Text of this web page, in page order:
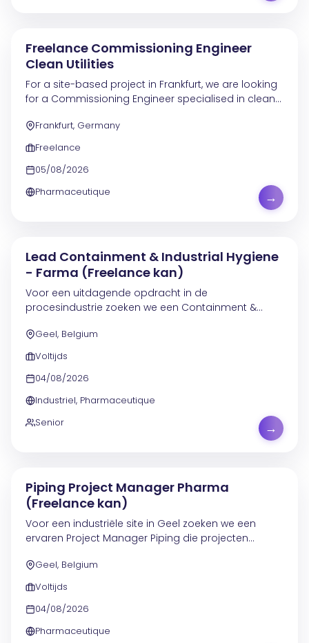
Freelance Commissioning Engineer
Clean Utilities
For a site-based project in Frankfurt, we are looking
for a Commissioning Engineer specialised in clean
and troubleshooting activities for PW, WFI...
Frankfurt, Germany
Freelance
05/08/2026
Pharmaceutique
→
Lead Containment & Industrial Hygiene
- Farma (Freelance kan)
Voor een uitdagende opdracht in de
procesindustrie zoeken we een Containment &
een toekomstgerichte aanpak rond containment
en beheersing van...
Geel, Belgium
Voltijds
04/08/2026
Industriel, Pharmaceutique
Senior
→
Piping Project Manager Pharma
(Freelance kan)
Voor een industriële site in Geel zoeken we een
ervaren Project Manager Piping die projecten
tot en met de oplevering. Je werkt aan piping-
intensieve...
Geel, Belgium
Voltijds
04/08/2026
Pharmaceutique